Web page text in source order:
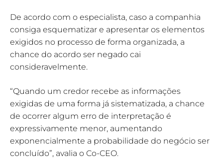
De acordo com o especialista, caso a companhia
consiga esquematizar e apresentar os elementos
exigidos no processo de forma organizada, a
chance do acordo ser negado cai
consideravelmente.
“Quando um credor recebe as informações
exigidas de uma forma já sistematizada, a chance
de ocorrer algum erro de interpretação é
expressivamente menor, aumentando
exponencialmente a probabilidade do negócio ser
concluído”, avalia o Co-CEO.